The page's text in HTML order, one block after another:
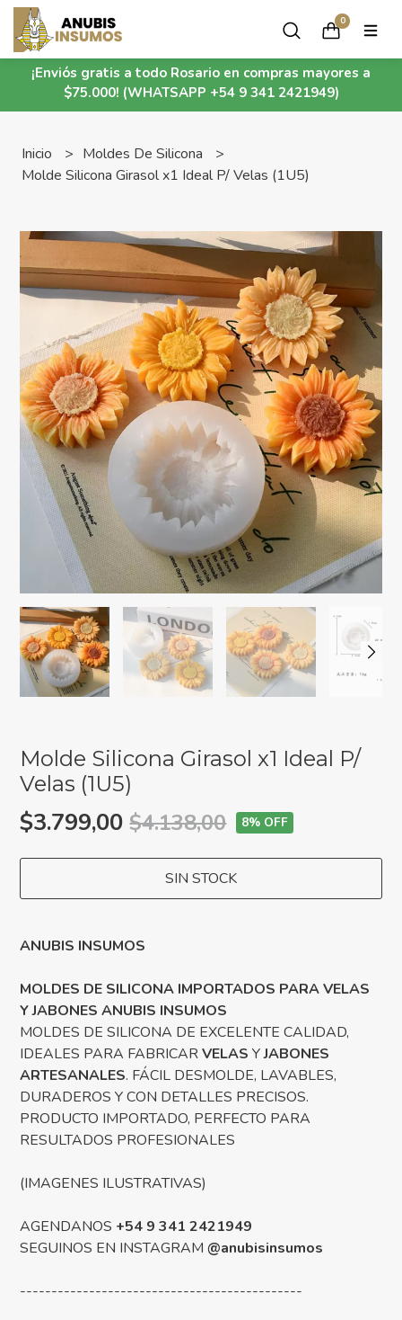
¡Enviós gratis a todo Rosario en compras mayores a
$75.000! (WHATSAPP +54 9 341 2421949)
0
Inicio
Moldes De Silicona
Molde Silicona Girasol x1 Ideal P/ Velas (1U5)
Molde Silicona Girasol x1 Ideal P/
Velas (1U5)
$3.799,00$4.138,00 8% OFF
SIN STOCK
ANUBIS INSUMOS
MOLDES DE SILICONA IMPORTADOS PARA VELAS
Y JABONES ANUBIS INSUMOS
MOLDES DE SILICONA DE EXCELENTE CALIDAD,
IDEALES PARA FABRICARVELAS YJABONES
ARTESANALES. FÁCIL DESMOLDE, LAVABLES,
DURADEROS Y CON DETALLES PRECISOS.
PRODUCTO IMPORTADO, PERFECTO PARA
RESULTADOS PROFESIONALES
(IMAGENES ILUSTRATIVAS)
AGENDANOS +54 9 341 2421949
SEGUINOS EN INSTAGRAM@anubisinsumos
---------------------------------------------